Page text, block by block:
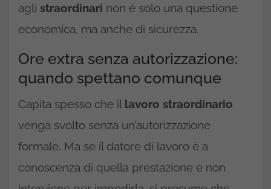
agli straordinari non è solo una questione
economica, ma anche di sicurezza.
Ore extra senza autorizzazione:
quando spettano comunque
Capita spesso che il lavoro straordinario
venga svolto senza un’autorizzazione
formale. Ma se il datore di lavoro è a
conoscenza di quella prestazione e non